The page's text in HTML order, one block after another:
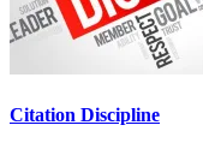
Citation Discipline